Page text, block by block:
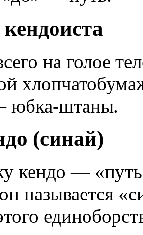
на голое
юбка-штаны.
(синай)
кендо — «путь
называется